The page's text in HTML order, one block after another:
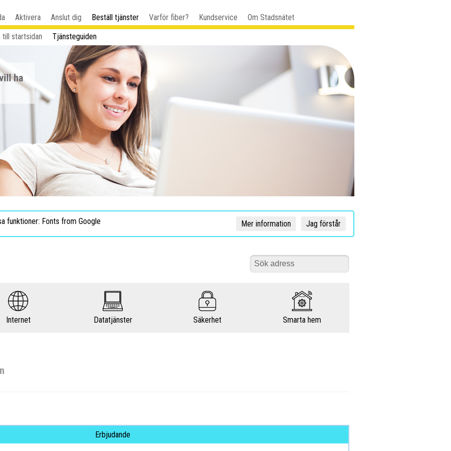
Aktivera Anslut dig Beställ tjänster Varför fiber? Kundservice
Om Stadsnätet
till startsidan
Tjänsteguiden
funktioner: Fonts from Google Jag förstår
Mer information
Internet Datatjänster Säkerhet Smarta hem
Erbjudande